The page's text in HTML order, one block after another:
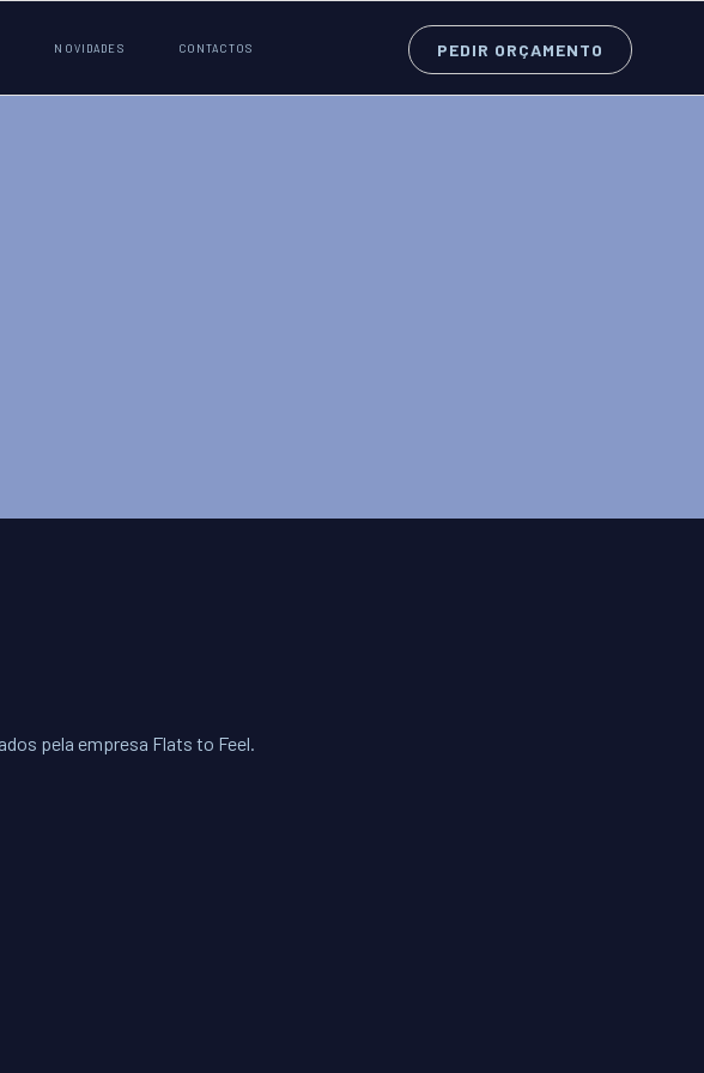
NOVIDADES CONTACTOS PEDIR ORÇAMENTO
pela empresa Flats to Feel.